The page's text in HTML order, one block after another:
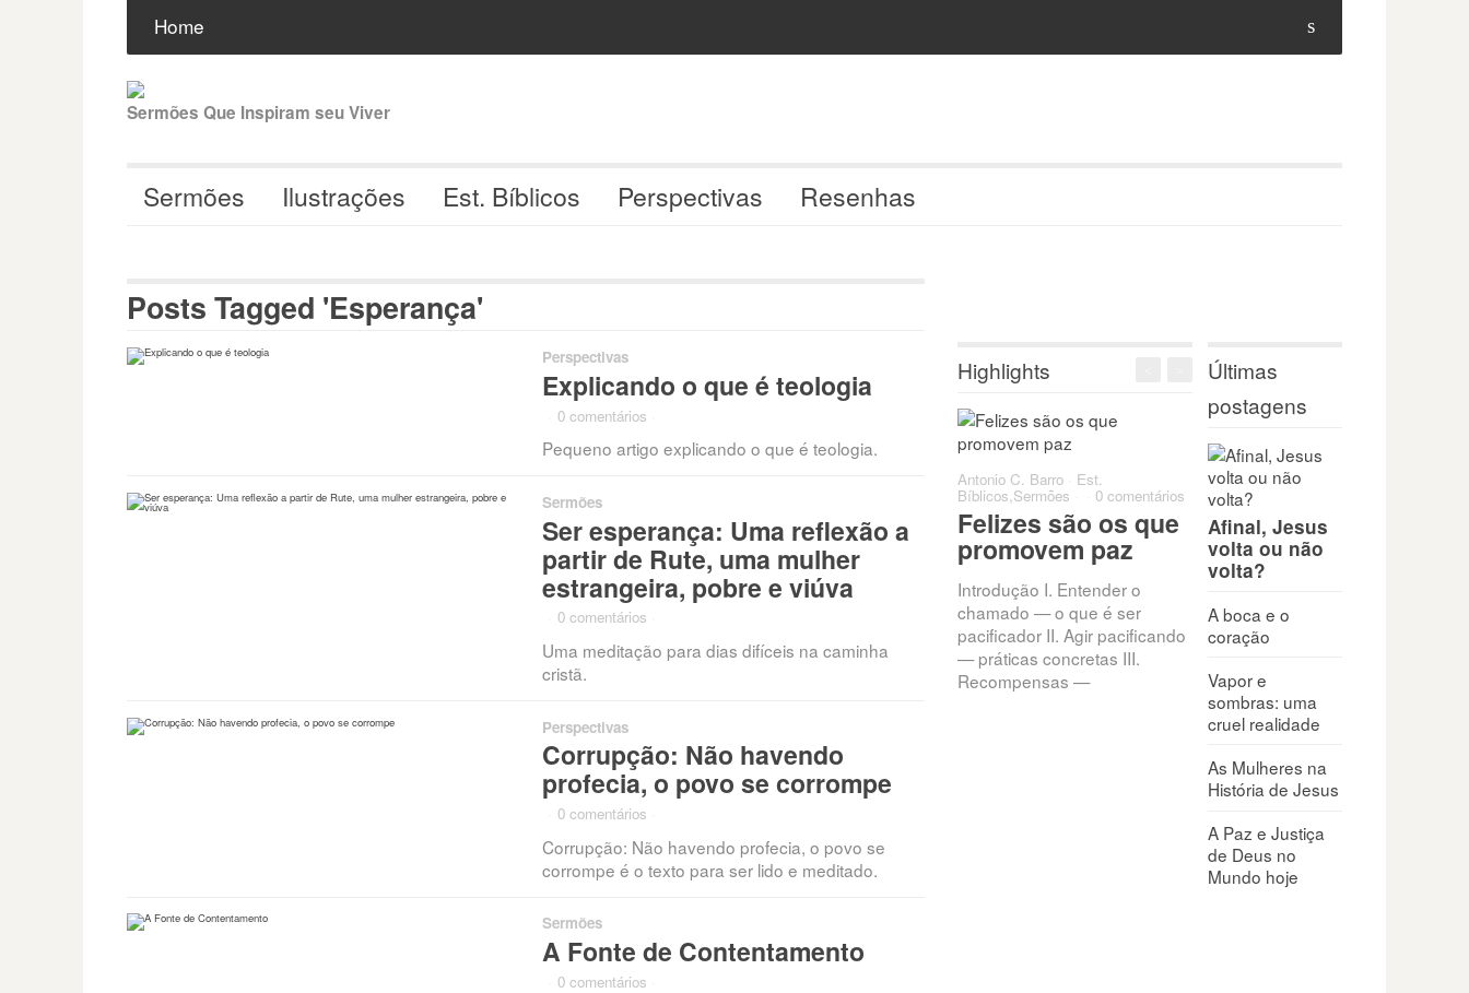
s
para
conteúdo
Home
Sermões Que Inspiram seu Viver
Sermões Ilustrações Est. Bíblicos Perspectivas Resenhas
Posts Tagged 'Esperança'
Perspectivas
Explicando o que é teologia
0 comentários
Pequeno artigo explicando o que é teologia.
Sermões
Ser esperança: Uma reflexão a
partir de Rute, uma mulher
estrangeira, pobre e viúva
0 comentários
Uma meditação para dias difíceis na caminha
cristã.
Perspectivas
Corrupção: Não havendo
profecia, o povo se corrompe
0 comentários
Corrupção: Não havendo profecia, o povo se
corrompe é o texto para ser lido e meditado.
Sermões
A Fonte de Contentamento
0 comentários
Highlights
Antonio C. Barro Est.
Bíblicos,Sermões 0 comentários
Felizes são os que
promovem paz
Introdução I. Entender o
chamado — o que é ser
pacificador II. Agir pacificando
— práticas concretas III.
Recompensas —
Últimas
postagens
Afinal, Jesus
volta ou não
volta?
A boca e o
coração
Vapor e
sombras: uma
cruel realidade
As Mulheres na
História de Jesus
A Paz e Justiça
de Deus no
Mundo hoje